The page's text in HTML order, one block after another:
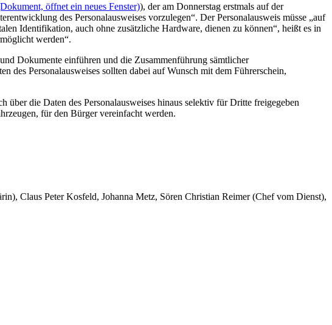
öffnet ein neues Fenster)), der am Donnerstag erstmals auf der
des Personalausweises vorzulegen“. Der Personalausweis müsse „auf
Identifikation, auch ohne zusätzliche Hardware, dienen zu können“, heißt es in
werden“.
Dokumente einführen und die Zusammenführung sämtlicher
des Personalausweises sollten dabei auf Wunsch mit dem Führerschein,
die Daten des Personalausweises hinaus selektiv für Dritte freigegeben
für den Bürger vereinfacht werden.
Claus Peter Kosfeld, Johanna Metz, Sören Christian Reimer (Chef vom Dienst),